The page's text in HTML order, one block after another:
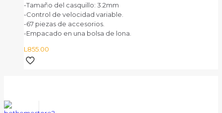
-Tamaño del casquillo: 3.2mm
-Control de velocidad variable.
-67 piezas de accesorios.
-Empacado en una bolsa de lona.
L 855.00